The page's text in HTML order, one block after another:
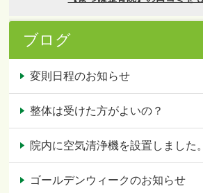
ブログ
変則日程のお知らせ
整体は受けた方がよいの？
院内に空気清浄機を設置しました。
ゴールデンウィークのお知らせ